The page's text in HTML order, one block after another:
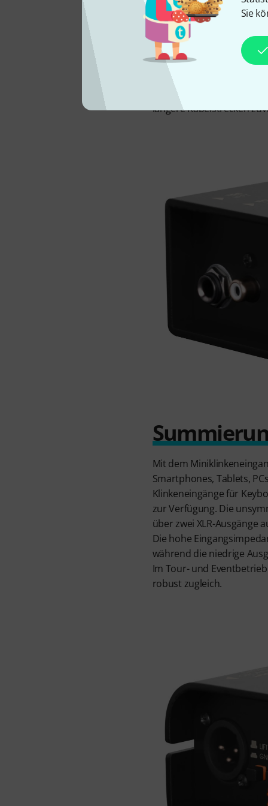
Sie
Der Palmer River naab
Audiosysteme. Er
galvanischer Trennung
eines Laptops in eine
Stereoklinkeneingang
beinhaltet, bringt der
hochwertige Übertrager,
längere Kabelstrecken
Mit dem
Smartphones, Tablets,
Klinkeneingänge für
zur Verfügung. Die
über zwei XLR-Ausgänge
Die hohe
während die niedrige
Im Tour- und
robust zugleich.